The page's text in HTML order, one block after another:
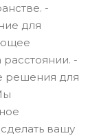
-
для
-
решения для
вашу